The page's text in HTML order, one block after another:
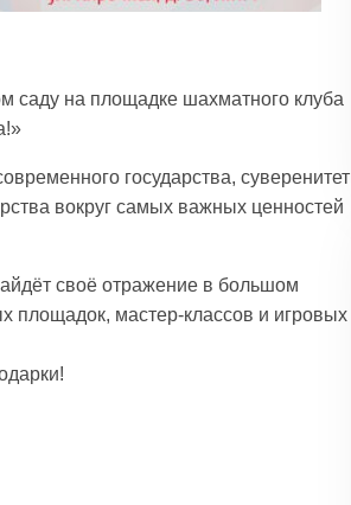
саду на площадке шахматного клуба
государства, суверенитет
вокруг самых важных ценностей
своё отражение в большом
площадок, мастер-классов и игровых